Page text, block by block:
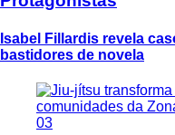
Isabel Fillardis revela
bastidores de novela
03